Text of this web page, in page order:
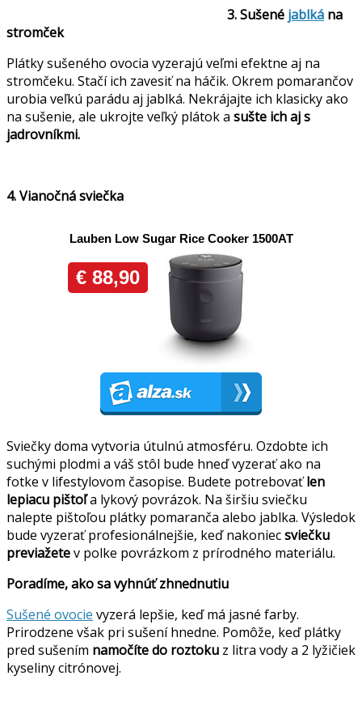
3. Sušené jablká na
stromček
Plátky sušeného ovocia vyzerajú veľmi efektne aj na
stromčeku. Stačí ich zavesiť na háčik. Okrem pomarančov
urobia veľkú parádu aj jablká. Nekrájajte ich klasicky ako
na sušenie, ale ukrojte veľký plátok a sušte ich aj s
jadrovníkmi.
4. Vianočná sviečka
Sviečky doma vytvoria útulnú atmosféru. Ozdobte ich
suchými plodmi a váš stôl bude hneď vyzerať ako na
fotke v lifestylovom časopise. Budete potrebovaťlen
lepiacu pištoľa lykový povrázok. Na širšiu sviečku
nalepte pištoľou plátky pomaranča alebo jablka. Výsledok
bude vyzerať profesionálnejšie, keď nakoniecsviečku
previažetev polke povrázkom z prírodného materiálu.
Poradíme, ako sa vyhnúť zhnednutiu
Sušené ovocie vyzerá lepšie, keď má jasné farby.
Prirodzene však pri sušení hnedne. Pomôže, keď plátky
pred sušením namočíte do roztoku z litra vody a 2 lyžičiek
kyseliny citrónovej.